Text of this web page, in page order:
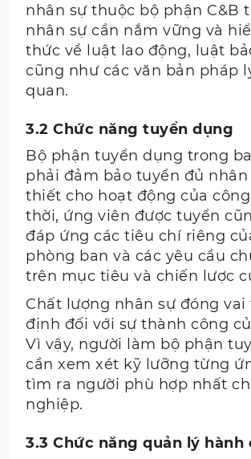
nhân sự thuộc bộ phận C&B
nhân sự cần nắm vững và
thức về luật lao động, luật
cũng như các văn bản pháp
quan.
3.2 Chức năng tuyển dụng
Bộ phận tuyển dụng trong
phải đảm bảo tuyển đủ nhân
thiết cho hoạt động của
thời, ứng viên được tuyển
đáp ứng các tiêu chí riêng
phòng ban và các yêu cầu
trên mục tiêu và chiến lược
Chất lượng nhân sự đóng
định đối với sự thành công
Vì vậy, người làm bộ phận
cần xem xét kỹ lưỡng từng
tìm ra người phù hợp nhất
nghiệp.
3.3 Chức năng quản lý hành